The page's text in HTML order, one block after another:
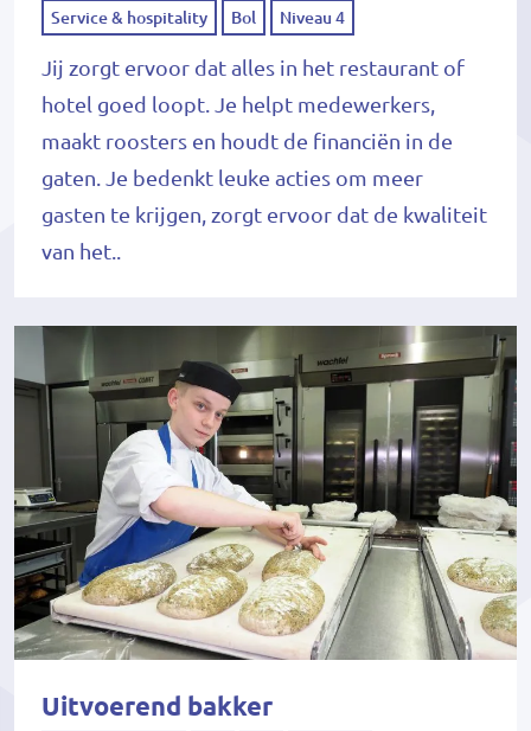
Service & hospitality Bol Niveau 4
Jij zorgt ervoor dat alles in het restaurant of
hotel goed loopt. Je helpt medewerkers,
maakt roosters en houdt de financiën in de
gaten. Je bedenkt leuke acties om meer
gasten te krijgen, zorgt ervoor dat de kwaliteit
van het..
Uitvoerend bakker